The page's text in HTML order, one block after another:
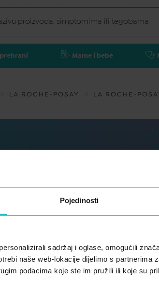
Pojedinosti
sadržaj i oglase, omogućili
naše web-lokacije dijelimo s partnerima
podacima koje ste im pružili ili koje su
Mame i bebe
LA ROCHE-POSAY LA ROCHE-